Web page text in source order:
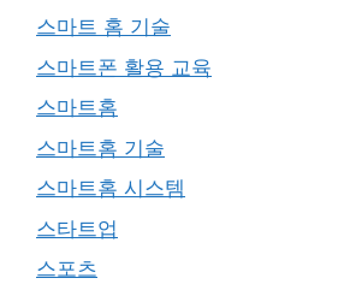
스마트 홈 기술
스마트폰 활용 교육
스마트홈
스마트홈 기술
스마트홈 시스템
스타트업
스포츠